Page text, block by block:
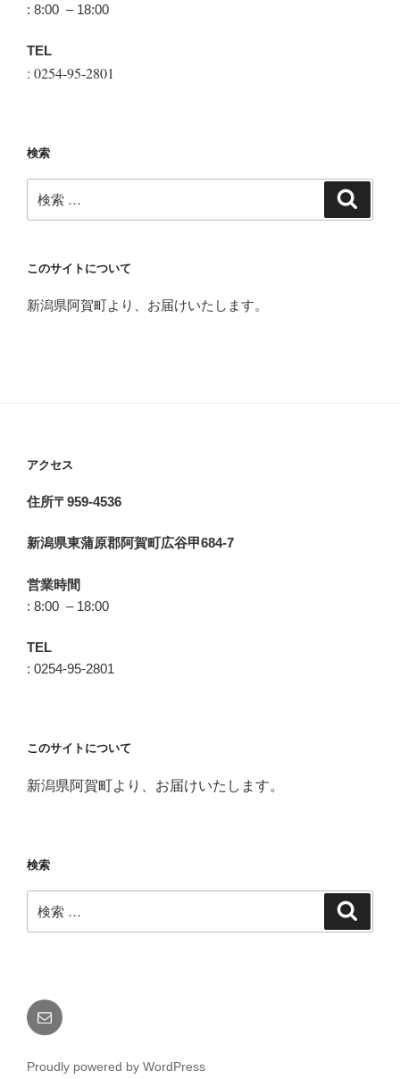
: 8:00 – 18:00
TEL
: 0254-95-2801
検索
索:
このサイトについて
新潟県阿賀町より、お届けいたします。
アクセス
住所〒959-4536
新潟県東蒲原郡阿賀町広谷甲684-7
営業時間
: 8:00 – 18:00
TEL
: 0254-95-2801
このサイトについて
新潟県阿賀町より、お届けいたします。
検索
索:
メ
ー
Proudly powered by WordPress